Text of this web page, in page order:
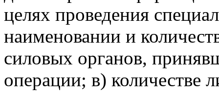
целях проведения
наименовании и
силовых органов,
операции; в) количестве